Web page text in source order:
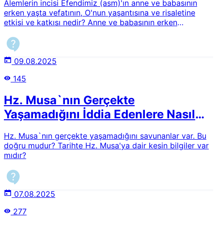
Âlemlerin incisi Efendimiz (asm)'ın anne ve babasının
erken yaşta vefatının, O'nun yaşantısına ve risaletine
etkisi ve katkısı nedir? Anne ve babasının erken
mıdır?
09.08.2025
145
Hz. Musa`nın Gerçekte
Yaşamadığını İddia Edenlere Nasıl
Hz. Musa`nın gerçekte yaşamadığını savunanlar var. Bu
doğru mudur? Tarihte Hz. Musa'ya dair kesin bilgiler var
mıdır?
07.08.2025
277